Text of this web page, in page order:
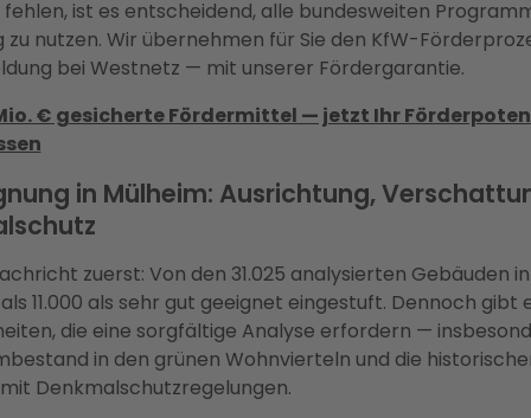
fehlen, ist es entscheidend, alle bundesweiten
zu nutzen. Wir übernehmen für Sie den KfW-
bei Westnetz — mit unserer Fördergarantie.
€ gesicherte Fördermittel — jetzt Ihr
in Mülheim: Ausrichtung,
zuerst: Von den 31.025 analysierten Gebäuden
11.000 als sehr gut geeignet eingestuft. Dennoch gibt
die eine sorgfältige Analyse erfordern —
in den grünen Wohnvierteln und die
Denkmalschutzregelungen.